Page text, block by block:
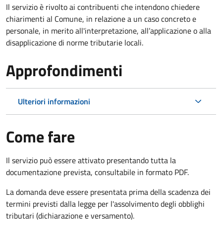
Il servizio è rivolto ai contribuenti che intendono chiedere
chiarimenti al Comune, in relazione a un caso concreto e
personale, in merito all'interpretazione, all’applicazione o alla
disapplicazione di norme tributarie locali.
Approfondimenti
Ulteriori informazioni
Come fare
Il servizio può essere attivato presentando tutta la
documentazione prevista, consultabile in formato PDF.
La domanda deve essere presentata prima della scadenza dei
termini previsti dalla legge per l'assolvimento degli obblighi
tributari (dichiarazione e versamento).